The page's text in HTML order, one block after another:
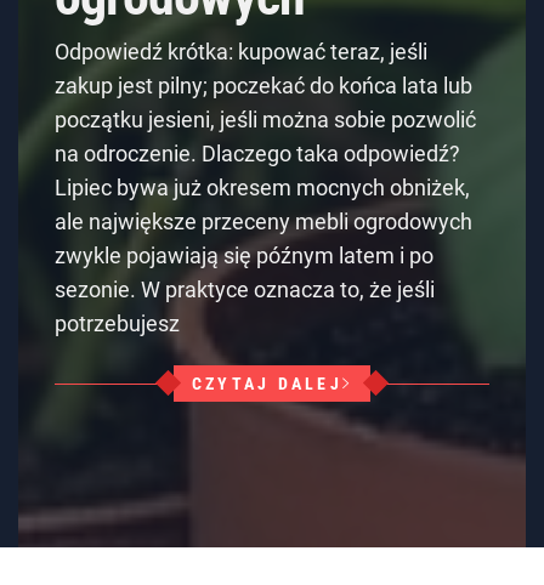
Odpowiedź krótka: kupować teraz, jeśli
zakup jest pilny; poczekać do końca lata lub
początku jesieni, jeśli można sobie pozwolić
na odroczenie. Dlaczego taka odpowiedź?
Lipiec bywa już okresem mocnych obniżek,
ale największe przeceny mebli ogrodowych
zwykle pojawiają się późnym latem i po
sezonie. W praktyce oznacza to, że jeśli
potrzebujesz
CZYTAJ DALEJ